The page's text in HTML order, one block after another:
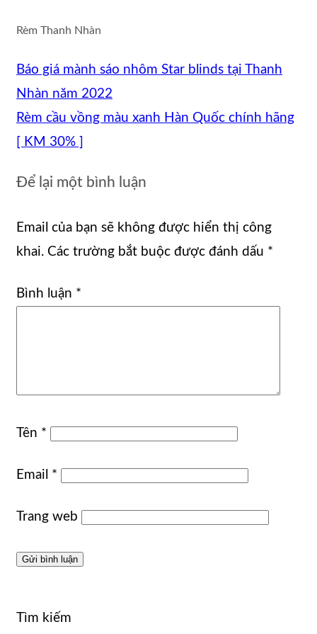
Rèm Thanh Nhàn
Báo giá mành sáo nhôm Star blinds tại Thanh
Nhàn năm 2022
Rèm cầu vồng màu xanh Hàn Quốc chính hãng
[ KM 30% ]
Để lại một bình luận
Email của bạn sẽ không được hiển thị công
khai. Các trường bắt buộc được đánh dấu *
Bình luận *
Tên *
Email *
Trang web
Tìm kiếm